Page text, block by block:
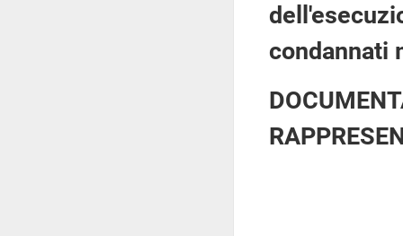
condannati